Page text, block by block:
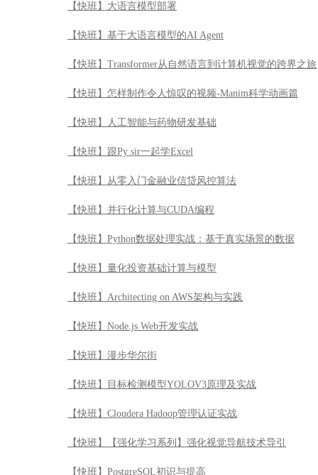
【快班】大语言模型部署
【快班】基于大语言模型的AI Agent
【快班】Transformer从自然语言到计算机视觉的跨界之旅
【快班】怎样制作令人惊叹的视频-Manim科学动画篇
【快班】人工智能与药物研发基础
【快班】跟Py sir一起学Excel
【快班】从零入门金融业信贷风控算法
【快班】并行化计算与CUDA编程
【快班】Python数据处理实战：基于真实场景的数据
【快班】量化投资基础计算与模型
【快班】Architecting on AWS架构与实践
【快班】Node.js Web开发实战
【快班】漫步华尔街
【快班】目标检测模型YOLOV3原理及实战
【快班】Cloudera Hadoop管理认证实战
【快班】【强化学习系列】强化视觉导航技术导引
【快班】PostgreSQL初识与提高